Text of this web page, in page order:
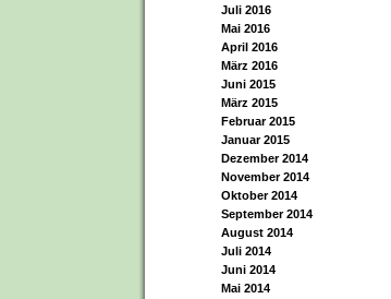
Juli 2016
Mai 2016
April 2016
März 2016
Juni 2015
März 2015
Februar 2015
Januar 2015
Dezember 2014
November 2014
Oktober 2014
September 2014
August 2014
Juli 2014
Juni 2014
Mai 2014